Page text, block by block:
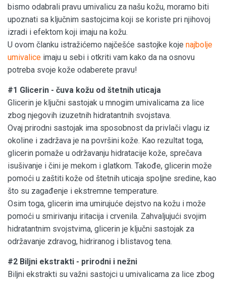
bismo odabrali pravu umivalicu za našu kožu, moramo biti
upoznati sa ključnim sastojcima koji se koriste pri njihovoj
izradi i efektom koji imaju na kožu.
U ovom članku istražićemo najčešće sastojke koje najbolje
umivalice imaju u sebi i otkriti vam kako da na osnovu
potreba svoje kože odaberete pravu!
#1 Glicerin - čuva kožu od štetnih uticaja
Glicerin je ključni sastojak u mnogim umivalicama za lice
zbog njegovih izuzetnih hidratantnih svojstava.
Ovaj prirodni sastojak ima sposobnost da privlači vlagu iz
okoline i zadržava je na površini kože. Kao rezultat toga,
glicerin pomaže u održavanju hidratacije kože, sprečava
isušivanje i čini je mekom i glatkom. Takođe, glicerin može
pomoći u zaštiti kože od štetnih uticaja spoljne sredine, kao
što su zagađenje i ekstremne temperature.
Osim toga, glicerin ima umirujuće dejstvo na kožu i može
pomoći u smirivanju iritacija i crvenila. Zahvaljujući svojim
hidratantnim svojstvima, glicerin je ključni sastojak za
održavanje zdravog, hidriranog i blistavog tena.
#2 Biljni ekstrakti - prirodni i nežni
Biljni ekstrakti su važni sastojci u umivalicama za lice zbog